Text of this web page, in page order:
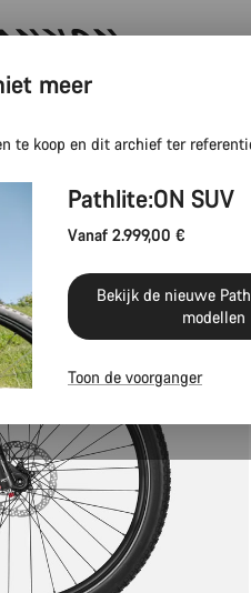
Service Rotselaar
meer
te koop en dit archief ter
Pathlite:ON SUV
Vanaf 2.999,00 €
Bekijk de nieuwe
modellen
Toon de voorganger